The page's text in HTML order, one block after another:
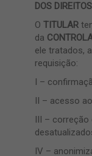
DOS
O TITULAR
da
ele tratados,
requisição:
I –
II – acesso
III – correção
IV –